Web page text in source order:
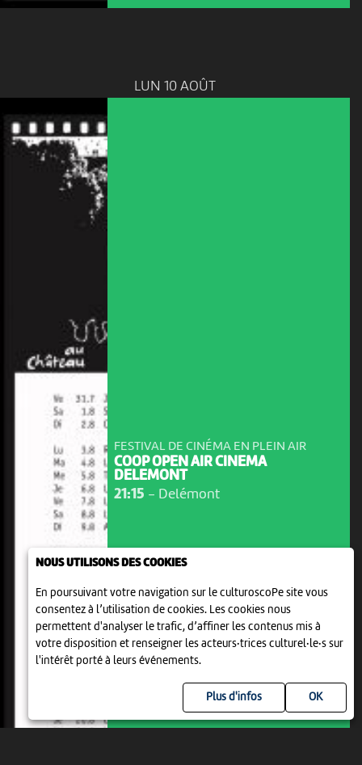
NOUS UTILISONS DES COOKIES
En poursuivant votre navigation sur le culturoscoPe site vous
consentez à l’utilisation de cookies. Les cookies nous
permettent d'analyser le trafic, d’affiner les contenus mis à
votre disposition et renseigner les acteurs·trices culturel·le·s sur
l'intérêt porté à leurs événements.
Plus d'infos
LUN 10 AOÛT
FESTIVAL DE CINÉMA EN PLEIN AIR
COOP OPEN AIR CINEMA
DELEMONT
21:15 - Delémont